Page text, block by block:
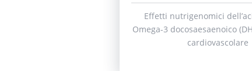
Effetti nutrigenomici
Omega-3 docosaesaenoico
cardiovascolare